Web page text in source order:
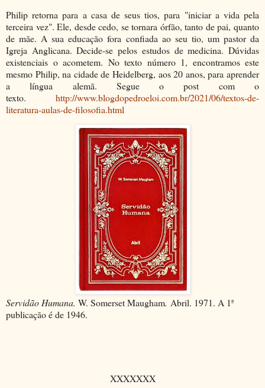
Philip retorna para a casa de seus tios, para "iniciar a vida pela
terceira vez". Ele, desde cedo, se tornara órfão, tanto de pai, quanto
de mãe. A sua educação fora confiada ao seu tio, um pastor da
Igreja Anglicana. Decide-se pelos estudos de medicina. Dúvidas
existenciais o acometem. No texto número 1, encontramos este
mesmo Philip, na cidade de Heidelberg, aos 20 anos, para aprender
a língua alemã. Segue o post com o
texto. http://www.blogdopedroeloi.com.br/2021/06/textos-de-
literatura-aulas-de-filosofia.html
Servidão Humana. W. Somerset Maugham. Abril. 1971. A 1ª
publicação é de 1946.
XXXXXXX